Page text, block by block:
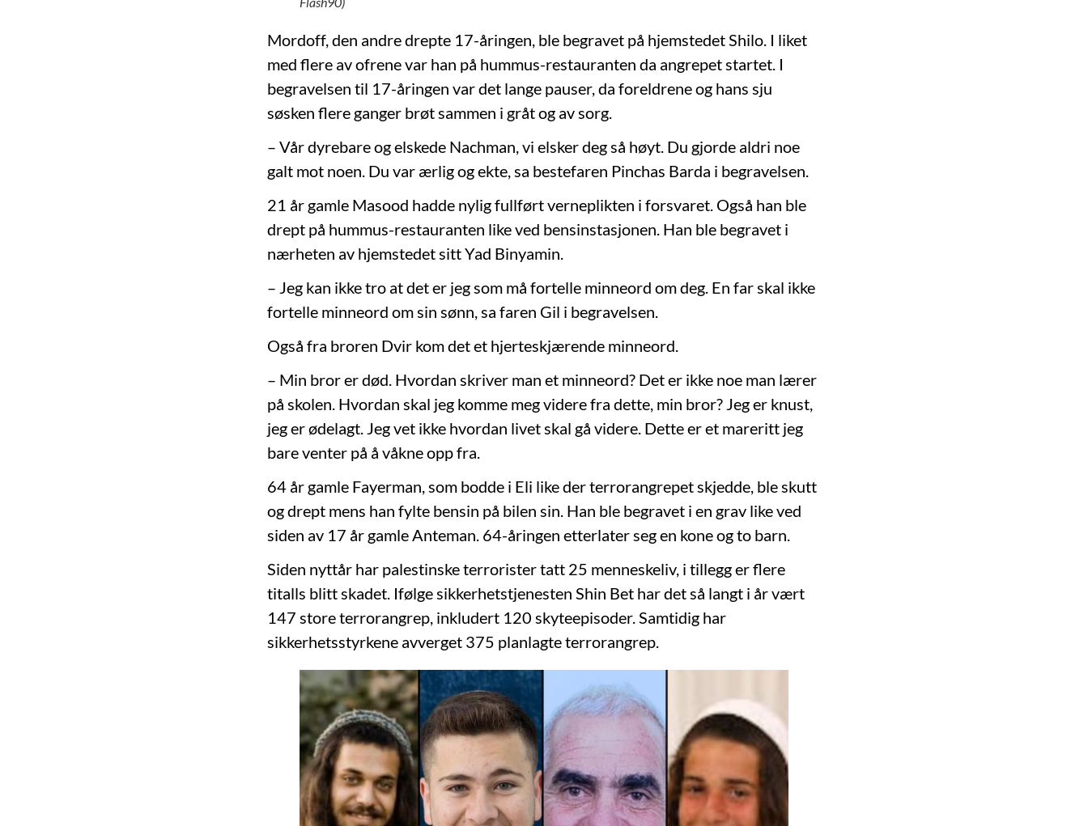
Mordoff, den andre drepte 17-åringen, ble begravet på hjemstedet Shilo. I liket
med flere av ofrene var han på hummus-restauranten da angrepet startet. I
begravelsen til 17-åringen var det lange pauser, da foreldrene og hans sju
søsken flere ganger brøt sammen i gråt og av sorg.
– Vår dyrebare og elskede Nachman, vi elsker deg så høyt. Du gjorde aldri noe
galt mot noen. Du var ærlig og ekte, sa bestefaren Pinchas Barda i begravelsen.
21 år gamle Masood hadde nylig fullført verneplikten i forsvaret. Også han ble
drept på hummus-restauranten like ved bensinstasjonen. Han ble begravet i
nærheten av hjemstedet sitt Yad Binyamin.
– Jeg kan ikke tro at det er jeg som må fortelle minneord om deg. En far skal ikke
fortelle minneord om sin sønn, sa faren Gil i begravelsen.
Også fra broren Dvir kom det et hjerteskjærende minneord.
– Min bror er død. Hvordan skriver man et minneord? Det er ikke noe man lærer
på skolen. Hvordan skal jeg komme meg videre fra dette, min bror? Jeg er knust,
jeg er ødelagt. Jeg vet ikke hvordan livet skal gå videre. Dette er et mareritt jeg
bare venter på å våkne opp fra.
64 år gamle Fayerman, som bodde i Eli like der terrorangrepet skjedde, ble skutt
og drept mens han fylte bensin på bilen sin. Han ble begravet i en grav like ved
siden av 17 år gamle Anteman. 64-åringen etterlater seg en kone og to barn.
Siden nyttår har palestinske terrorister tatt 25 menneskeliv, i tillegg er flere
titalls blitt skadet. Ifølge sikkerhetstjenesten Shin Bet har det så langt i år vært
147 store terrorangrep, inkludert 120 skyteepisoder. Samtidig har
sikkerhetsstyrkene avverget 375 planlagte terrorangrep.